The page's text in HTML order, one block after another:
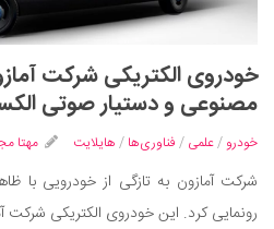
خودروی الکتریکی شرکت
مصنوعی و دستیار صوتی
خودرو /علمی / فناوری‌ها / هایلایت مهتا
شرکت آمازون به تازگی از خودرویی با
رونمایی کرد. این خودروی الکتریکی